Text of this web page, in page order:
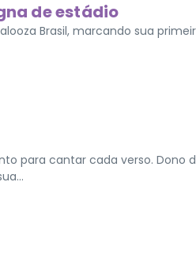
de estádio
Brasil, marcando sua
para cantar cada verso. Dono